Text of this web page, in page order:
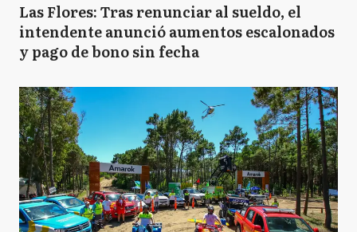
Las Flores: Tras renunciar al sueldo, el
intendente anunció aumentos escalonados
y pago de bono sin fecha